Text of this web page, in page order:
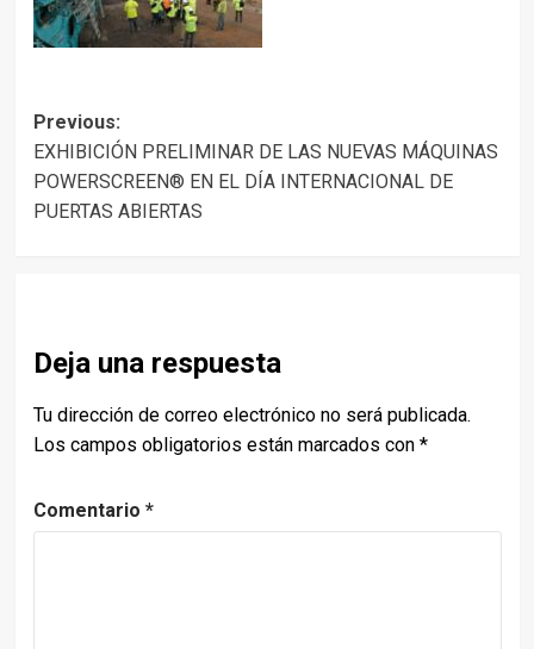
Post
navigation
Previous:
EXHIBICIÓN PRELIMINAR DE LAS NUEVAS MÁQUINAS
POWERSCREEN® EN EL DÍA INTERNACIONAL DE
PUERTAS ABIERTAS
Deja una respuesta
Tu dirección de correo electrónico no será publicada.
Los campos obligatorios están marcados con *
Comentario *